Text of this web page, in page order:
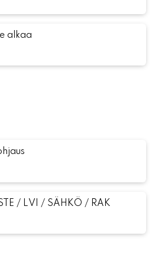
alkaa
/ LVI / SÄHKÖ / RAK